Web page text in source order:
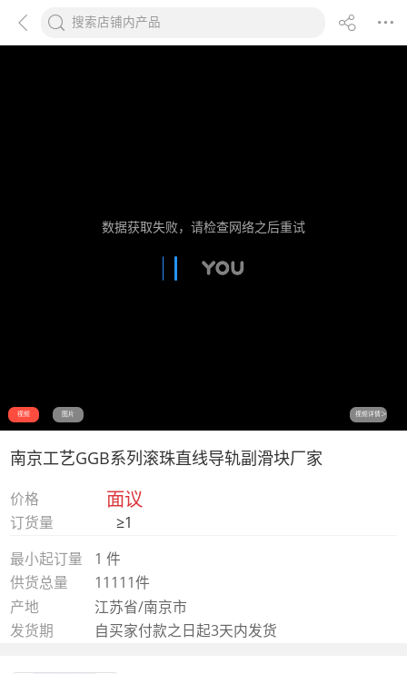
数据获取失败，请检查网络之后重试
视频 图片 视频详情＞
南京工艺GGB系列滚珠直线导轨副滑块厂家
价格 面议
订货量
≥1
最小起订量
1 件
供货总量
11111件
产地
江苏省/南京市
发货期
自买家付款之日起3天内发货